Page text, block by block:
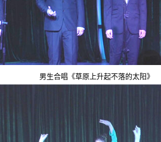
男生合唱《草原上升起不落的太阳》